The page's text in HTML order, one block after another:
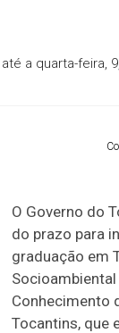
a quarta-feira,
O Governo do
do prazo para
graduação em
Conhecimento
Tocantins, que